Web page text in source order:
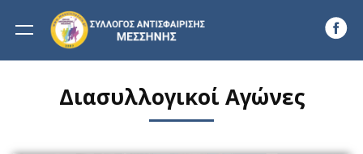
Skip to main content
RHODES VILLAS
COLLECTION
Διασυλλογικοί Αγώνες